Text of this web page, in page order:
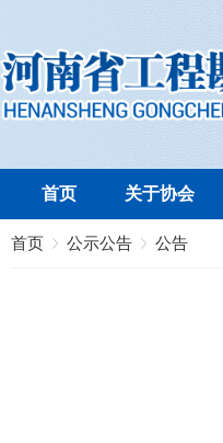
首页 关于协会
首页 公示公告 公告